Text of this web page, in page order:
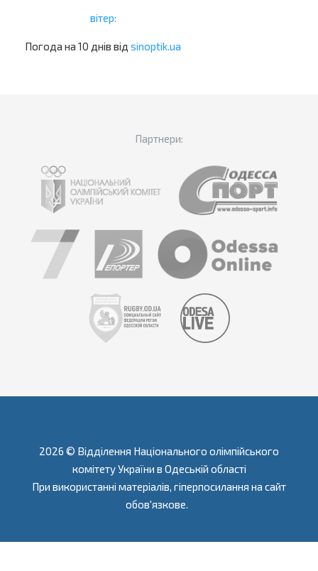
вітер:
Погода на 10 днів від sinoptik.ua
Партнери:
2026 © Відділення Національного олімпійського
комітету України в Одеській області
При використанні матеріалів, гіперпосилання на сайт
обов'язкове.